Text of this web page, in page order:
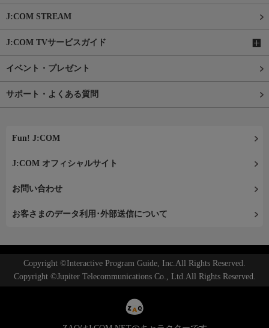
J:COM STREAM
J:COM TVサービスガイド
イベント・プレゼント
サポート・よくある質問
Fun! J:COM
J:COM オフィシャルサイト
お問い合わせ
お客さまのデータ利用･外部送信について
Copyright ©Interactive Program Guide, Inc.All Rights Reserved.
Copyright ©Jupiter Telecommunications Co., Ltd.All Rights Reserved.